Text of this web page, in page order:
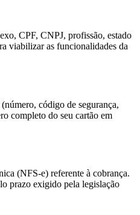
CPF, CNPJ, profissão, estado
viabilizar as funcionalidades da
código de segurança,
completo do seu cartão em
(NFS-e) referente à cobrança.
prazo exigido pela legislação